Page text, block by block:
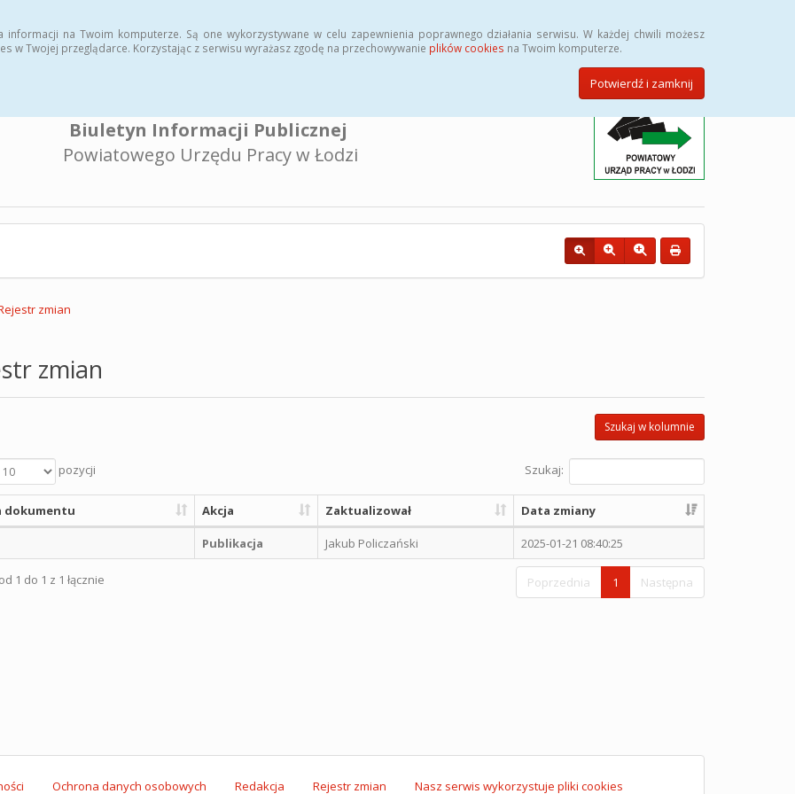
na Twoim komputerze. Są one wykorzystywane w celu zapewnienia poprawnego działania serwisu. W każdej chwili możesz
w Twojej przeglądarce. Korzystając z serwisu wyrażasz zgodę na przechowywanie plików cookies na Twoim komputerze.
Potwierdź i zamknij
Biuletyn Informacji Publicznej
Powiatowego Urzędu Pracy w Łodzi
zmian
zmian
Szukaj w kolumnie
pozycji Szukaj:
dokumentu Akcja Zaktualizował Data zmiany
Publikacja Jakub Policzański 2025-01-21 08:40:25
1 do 1 z 1 łącznie Poprzednia 1 Następna
Ochrona danych osobowych Redakcja Rejestr zmian Nasz serwis wykorzystuje pliki cookies